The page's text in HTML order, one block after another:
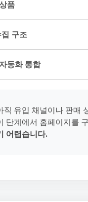
품
집 구조
동화 통합
직 유입 채널이나 판매
단계에서 홈페이지를
어렵습니다.